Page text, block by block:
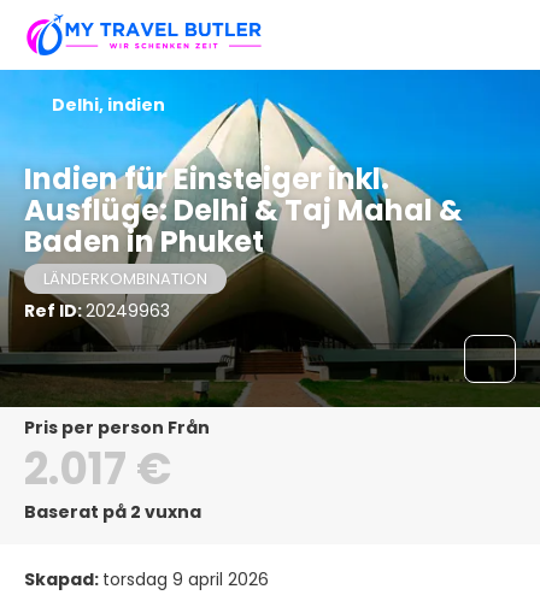
Indien für Einsteiger inkl.
Ausflüge: Delhi & Taj Mahal &
Baden in Phuket
LÄNDERKOMBINATION
Ref ID:20249963
Delhi, indien
pris per person Från
2.017 €
Baserat på 2 vuxna
Skapad: torsdag 9 april 2026